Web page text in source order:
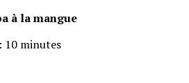
à la mangue
10 minutes